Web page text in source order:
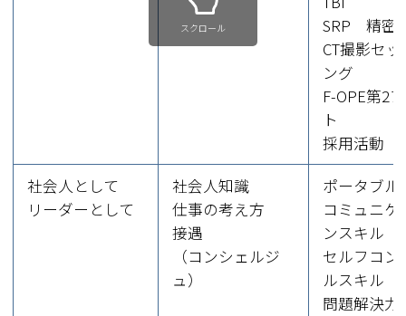
SRP 精
CT撮影セッ
ング
F-OPE第2
ト
採用活動
社会人として
リーダーとして
社会人知識
仕事の考え方
接遇
（コンシェルジ
ュ）
ポータブル
コミュニケ
ンスキル
セルフコン
ルスキル
問題解決力
スクロール